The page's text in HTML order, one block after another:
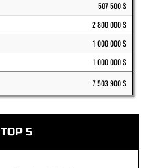
507 500 $
2 800 000 $
1 000 000 $
1 000 000 $
7 503 900 $
TOP 5